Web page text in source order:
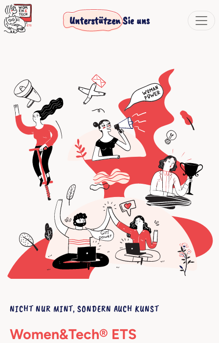
Unterstützen Sie uns
NICHT NUR MINT, SONDERN AUCH KUNST
Women&Tech® ETS